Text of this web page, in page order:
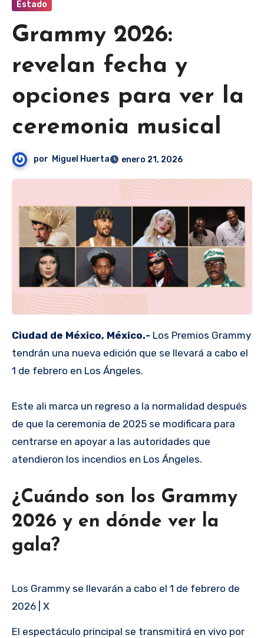
Estado
Grammy 2026:
revelan fecha y
opciones para ver la
ceremonia musical
por Miguel Huerta enero 21, 2026
Ciudad de México, México.- Los Premios Grammy
tendrán una nueva edición que se llevará a cabo el
1 de febrero en Los Ángeles.
Este ali marca un regreso a la normalidad después
de que la ceremonia de 2025 se modificara para
centrarse en apoyar a las autoridades que
atendieron los incendios en Los Ángeles.
¿Cuándo son los Grammy
2026 y en dónde ver la
gala?
Los Grammy se llevarán a cabo el 1 de febrero de
2026 | X
El espectáculo principal se transmitirá en vivo por